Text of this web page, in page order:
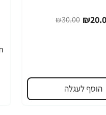
₪30.00
הוסף לעגלה